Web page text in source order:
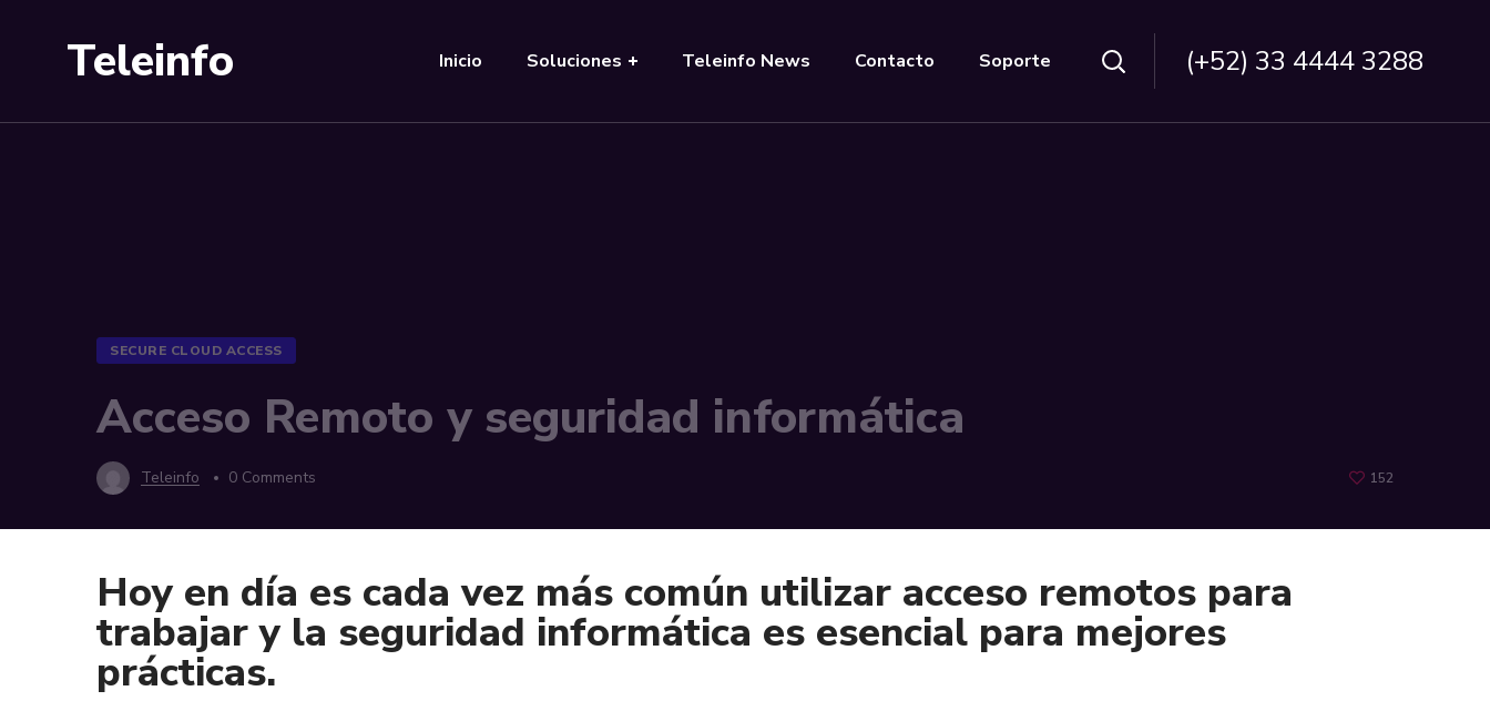
Teleinfo Inicio Soluciones Teleinfo News Contacto Soporte (+52) 33 4444 3288
SECURE CLOUD ACCESS
Acceso Remoto y seguridad informática
Teleinfo 0 Comments 152
Hoy en día es cada vez más común utilizar acceso remotos para
trabajar y la seguridad informática es esencial para mejores
prácticas.